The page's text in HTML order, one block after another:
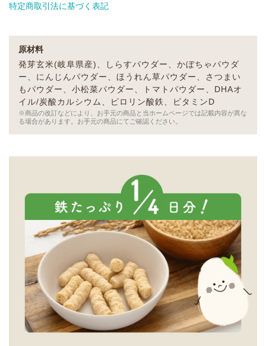
特定商取引法に基づく表記
原材料
発芽玄米(岐阜県産)、しらすパウダー、かぼちゃパウダ
ー、にんじんパウダー、ほうれん草パウダー、さつまい
もパウダー、小松菜パウダー、トマトパウダー、DHAオ
イル/炭酸カルシウム、ピロリン酸鉄、ビタミンD
※商品の改訂などにより、お手元の商品と当ホームページでは記載内容が異な
る場合があります。お手元の商品にてご確認ください。